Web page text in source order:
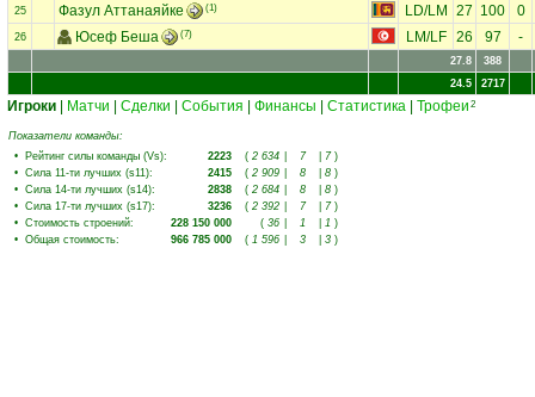
25 Фазул Аттанаяйке (1) LD/LM 27 100 0
26 Юсеф Беша (7) LM/LF 26 97 -
27.8
388
24.5
2717
Игроки Матчи Сделки События Финансы Статистика Трофеи 2
Показатели команды:
• Рейтинг силы команды (Vs): 2223 ( 2 634 7 7)
• Сила 11-ти лучших (s11): 2415 ( 2 909 8 8 )
• Сила 14-ти лучших (s14): 2838 ( 2 684 8 8 )
• Сила 17-ти лучших (s17): 3236 ( 2 392 7 7)
• Стоимость строений: 228 150 000 ( 36 1 1 )
• Общая стоимость: 966 785 000 ( 1 596 3 3 )